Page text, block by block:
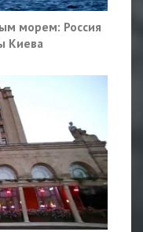
морем: Россия
Киева